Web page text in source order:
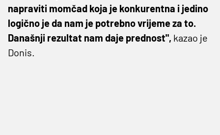
napraviti momčad koja je konkurentna i jedino
logično je da nam je potrebno vrijeme za to.
Današnji rezultat nam daje prednost", kazao je
Donis.